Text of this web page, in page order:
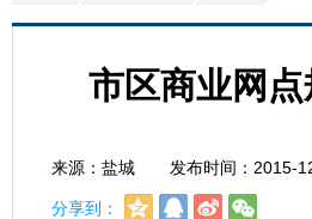
市区商业网
来源：盐城 发布时间：2015-
分享到：